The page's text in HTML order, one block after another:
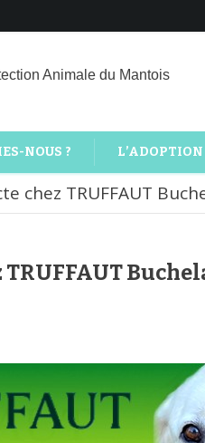
Animale du Mantois
NOUS ? L’ADOPTION
chez TRUFFAUT